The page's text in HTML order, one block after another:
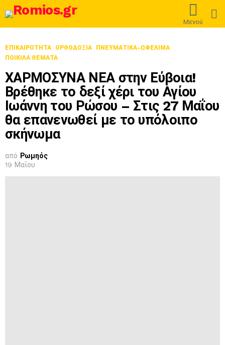
Μενού
ΕΠΙΚΑΙΡΟΤΗΤΑ ΟΡΘΟΔΟΞΊΑ
ΠΝΕΥΜΑΤΙΚΑ-ΩΦΕΛΙΜΑ
ΠΟΙΚΙΛΑ ΘΕΜΑΤΑ
ΧΑΡΜΟΣΥΝΑ ΝΕΑ στην Εύβοια!
Βρέθηκε το δεξί χέρι του Αγίου
Ιωάννη του Ρώσου – Στις 27 Μαΐου
θα επανενωθεί με το υπόλοιπο
σκήνωμα
από Ρωμηός
19 Μαΐου